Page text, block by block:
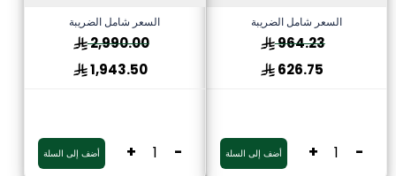
السعر شامل الضريبة
964.23
626.75
-
+ أضف إلى السلة
السعر شامل الضريبة
2,990.00
1,943.50
-
+ أضف إلى السلة